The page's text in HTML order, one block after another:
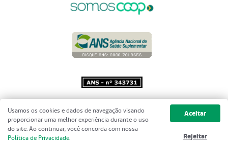
Copyright 2001 - 2026 Unimed do
Brasil - Todos os direitos reservados
Usamos os cookies e dados de navegação visando
proporcionar uma melhor experiência durante o uso
do site. Ao continuar, você concorda com nossa
Política de Privacidade.
Aceitar
Rejeitar